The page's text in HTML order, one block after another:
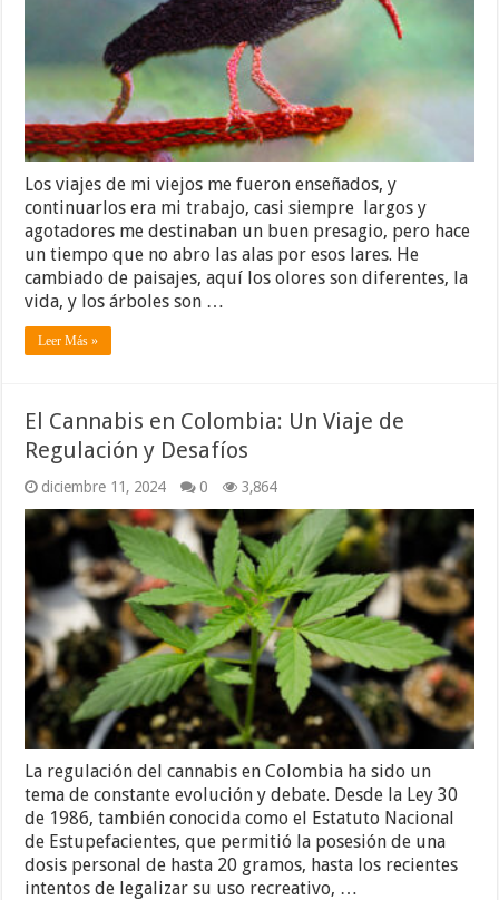
Los viajes de mi viejos me fueron enseñados, y
continuarlos era mi trabajo, casi siempre largos y
agotadores me destinaban un buen presagio, pero hace
un tiempo que no abro las alas por esos lares. He
cambiado de paisajes, aquí los olores son diferentes, la
vida, y los árboles son …
Leer Más »
El Cannabis en Colombia: Un Viaje de
Regulación y Desafíos
diciembre 11, 2024 0 3,864
La regulación del cannabis en Colombia ha sido un
tema de constante evolución y debate. Desde la Ley 30
de 1986, también conocida como el Estatuto Nacional
de Estupefacientes, que permitió la posesión de una
dosis personal de hasta 20 gramos, hasta los recientes
intentos de legalizar su uso recreativo, …